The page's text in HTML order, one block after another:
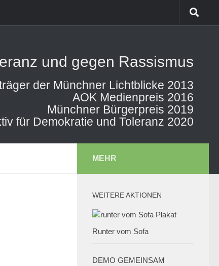
und gegen Rassismus
der Münchner Lichtblicke 2013
AOK Medienpreis 2016
Münchner Bürgerpreis 2019
für Demokratie und Toleranz 2020
MEHR
WEITERE AKTIONEN
Runter vom Sofa
DEMO GEMEINSAM